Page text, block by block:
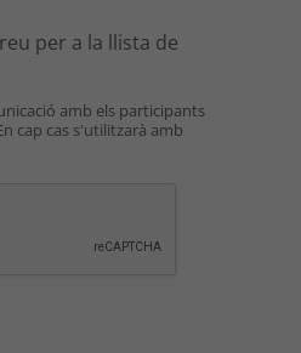
per a la llista de
amb els participants
cap cas s'utilitzarà amb